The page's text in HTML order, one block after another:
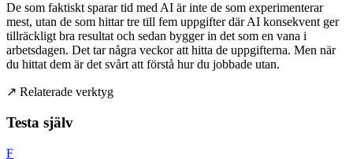
De som faktiskt sparar tid med AI är inte de som experimenterar
mest, utan de som hittar tre till fem uppgifter där AI konsekvent ger
tillräckligt bra resultat och sedan bygger in det som en vana i
arbetsdagen. Det tar några veckor att hitta de uppgifterna. Men när
du hittat dem är det svårt att förstå hur du jobbade utan.
↗ Relaterade verktyg
Testa själv
F